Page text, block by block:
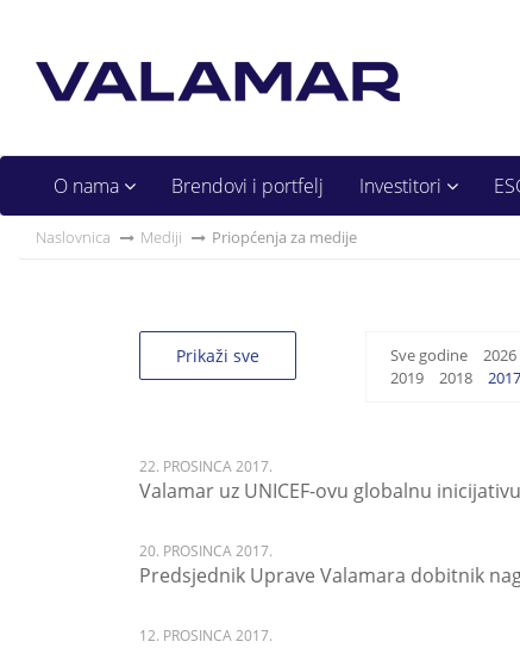
O nama Brendovi i portfelj Investitori
Naslovnica Mediji Priopćenja za medije
Prikaži sve Sve godine 2026
2019
2018 2017
22. PROSINCA 2017.
Valamar uz UNICEF-ovu globalnu
20. PROSINCA 2017.
Predsjednik Uprave Valamara dobitnik
12. PROSINCA 2017.